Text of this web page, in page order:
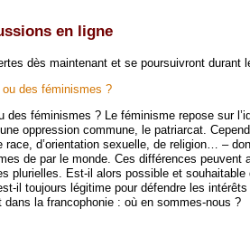
en ligne
dès maintenant et se poursuivront
des féminismes ?
des féminismes ? Le féminisme repose sur
oppression commune, le patriarcat.
race, d’orientation sexuelle, de religion… –
de par le monde. Ces différences peuvent
plurielles. Est-il alors possible et
il toujours légitime pour défendre les
dans la francophonie : où en sommes-nous ?